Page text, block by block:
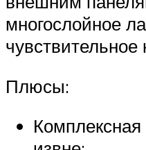
многослойное
чувствительное
Плюсы: